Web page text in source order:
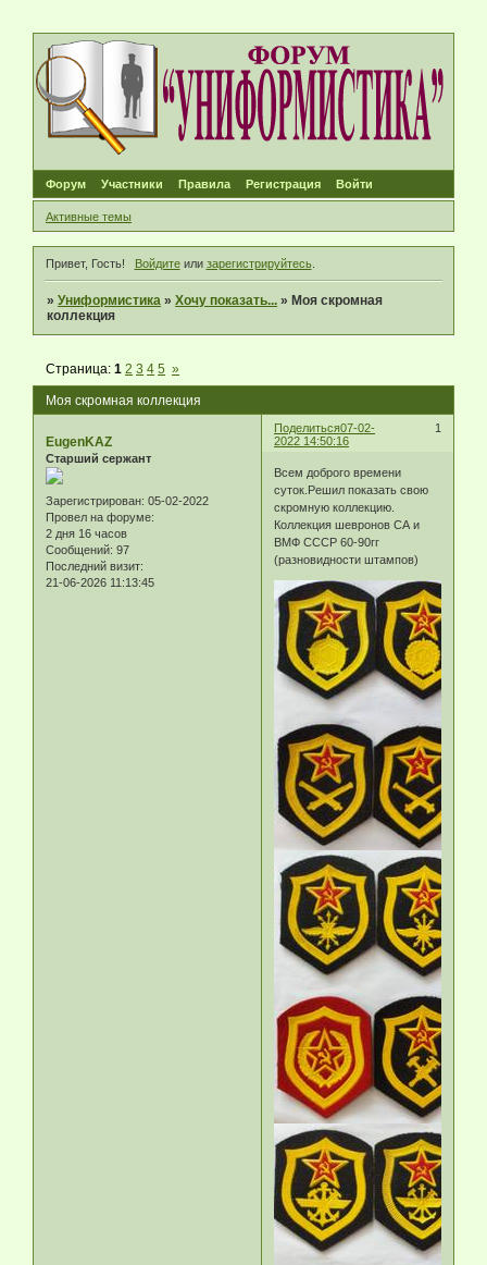
Форум Участники Правила Регистрация Войти
Активные темы
Привет, Гость! Войдитеили зарегистрируйтесь.
»Униформистика »Хочу показать... » Моя скромная
коллекция
Моя скромная коллекция
Страница:1 2 3 4 5 »
Поделиться 1
07-02-
2022 14:50:16
EugenKAZ
Старший сержант
Зарегистрирован: 05-02-2022
Провел на форуме:
2 дня 16 часов
Сообщений: 97
Последний визит:
21-06-2026 11:13:45
Всем доброго времени
суток.Решил показать свою
скромную коллекцию.
Коллекция шевронов СА и
ВМФ СССР 60-90гг
(разновидности штампов)